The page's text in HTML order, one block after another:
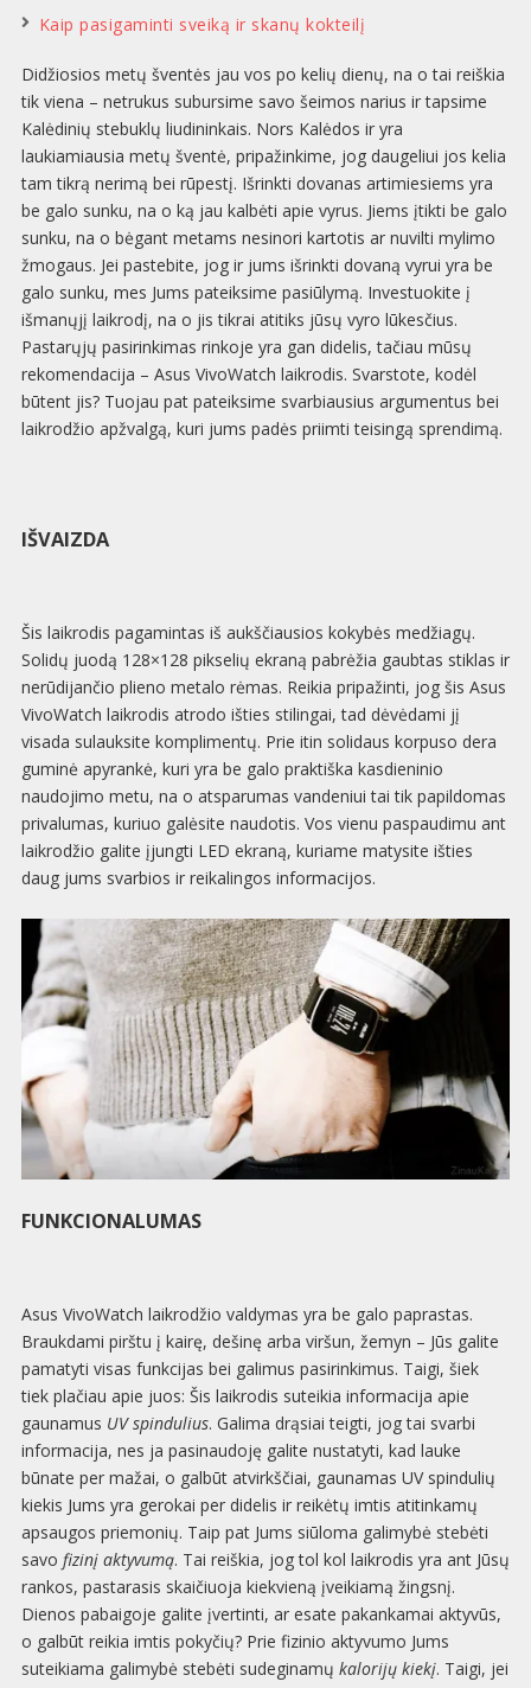
Kaip pasigaminti sveiką ir skanų kokteilį
Didžiosios metų šventės jau vos po kelių dienų, na o tai reiškia
tik viena – netrukus subursime savo šeimos narius ir tapsime
Kalėdinių stebuklų liudininkais. Nors Kalėdos ir yra
laukiamiausia metų šventė, pripažinkime, jog daugeliui jos kelia
tam tikrą nerimą bei rūpestį. Išrinkti dovanas artimiesiems yra
be galo sunku, na o ką jau kalbėti apie vyrus. Jiems įtikti be galo
sunku, na o bėgant metams nesinori kartotis ar nuvilti mylimo
žmogaus. Jei pastebite, jog ir jums išrinkti dovaną vyrui yra be
galo sunku, mes Jums pateiksime pasiūlymą. Investuokite į
išmanųjį laikrodį, na o jis tikrai atitiks jūsų vyro lūkesčius.
Pastarųjų pasirinkimas rinkoje yra gan didelis, tačiau mūsų
rekomendacija – Asus VivoWatch laikrodis. Svarstote, kodėl
būtent jis? Tuojau pat pateiksime svarbiausius argumentus bei
laikrodžio apžvalgą, kuri jums padės priimti teisingą sprendimą.
IŠVAIZDA
Šis laikrodis pagamintas iš aukščiausios kokybės medžiagų.
Solidų juodą 128×128 pikselių ekraną pabrėžia gaubtas stiklas ir
nerūdijančio plieno metalo rėmas. Reikia pripažinti, jog šis Asus
VivoWatch laikrodis atrodo išties stilingai, tad dėvėdami jį
visada sulauksite komplimentų. Prie itin solidaus korpuso dera
guminė apyrankė, kuri yra be galo praktiška kasdieninio
naudojimo metu, na o atsparumas vandeniui tai tik papildomas
privalumas, kuriuo galėsite naudotis. Vos vienu paspaudimu ant
laikrodžio galite įjungti LED ekraną, kuriame matysite išties
daug jums svarbios ir reikalingos informacijos.
FUNKCIONALUMAS
Asus VivoWatch laikrodžio valdymas yra be galo paprastas.
Braukdami pirštu į kairę, dešinę arba viršun, žemyn – Jūs galite
pamatyti visas funkcijas bei galimus pasirinkimus. Taigi, šiek
tiek plačiau apie juos: Šis laikrodis suteikia informacija apie
gaunamus UV spindulius. Galima drąsiai teigti, jog tai svarbi
informacija, nes ja pasinaudoję galite nustatyti, kad lauke
būnate per mažai, o galbūt atvirkščiai, gaunamas UV spindulių
kiekis Jums yra gerokai per didelis ir reikėtų imtis atitinkamų
apsaugos priemonių. Taip pat Jums siūloma galimybė stebėti
savo fizinį aktyvumą. Tai reiškia, jog tol kol laikrodis yra ant Jūsų
rankos, pastarasis skaičiuoja kiekvieną įveikiamą žingsnį.
Dienos pabaigoje galite įvertinti, ar esate pakankamai aktyvūs,
o galbūt reikia imtis pokyčių? Prie fizinio aktyvumo Jums
suteikiama galimybė stebėti sudeginamų kalorijų kiekį. Taigi, jei